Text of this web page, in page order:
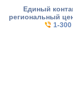
Единый
региональный
1-300